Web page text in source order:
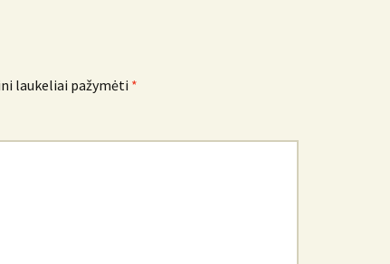
laukeliai pažymėti *